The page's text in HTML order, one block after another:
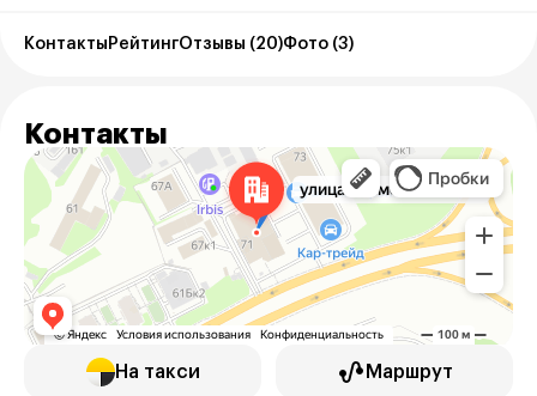
Контакты РейтингОтзывы (20)Фото (3)
Контакты
На такси Маршрут